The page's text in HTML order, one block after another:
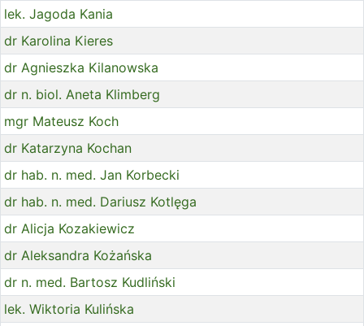
lek. Jagoda Kania
dr Karolina Kieres
dr Agnieszka Kilanowska
dr n. biol. Aneta Klimberg
mgr Mateusz Koch
dr Katarzyna Kochan
dr hab. n. med. Jan Korbecki
dr hab. n. med. Dariusz Kotlęga
dr Alicja Kozakiewicz
dr Aleksandra Kożańska
dr n. med. Bartosz Kudliński
lek. Wiktoria Kulińska